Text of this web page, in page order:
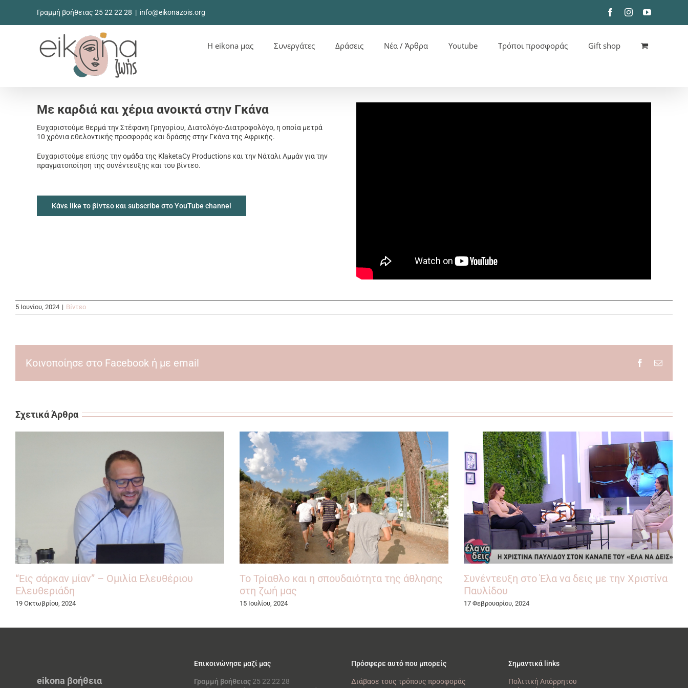
περιεχόμενο
Γραμμή βοήθειας 25 22 22 28 | info@eikonazois.org FacebookInstagramYouTube
Η eikona μας Συνεργάτες Δράσεις Νέα / Άρθρα Youtube Τρόποι προσφοράς Gift shop
Με καρδιά και χέρια ανοικτά στην Γκάνα
Ευχαριστούμε θερμά την Στέφανη Γρηγορίου, Διατολόγο-Διατροφολόγο, η οποία μετρά
10 χρόνια εθελοντικής προσφοράς και δράσης στην Γκάνα της Αφρικής.
Ευχαριστούμε επίσης την ομάδα της KlaketaCy Productions και την Νάταλι Αμμάν για την
πραγματοποίηση της συνέντευξης και του βίντεο.
Κάνε like το βίντεο και subscribe στο YouTube channel
5 Ιουνίου, 2024 | Βίντεο
Κοινοποίησε στο Facebook ή με email Facebook
Email
Σχετικά Άρθρα
“Εις σάρκαν μίαν” – Ομιλία Ελευθέριου
Ελευθεριάδη
19 Οκτωβρίου, 2024
Το Τρίαθλο και η σπουδαιότητα της άθλησης
στη ζωή μας
15 Ιουλίου, 2024
Συνέντευξη στο Έλα να δεις με την Χριστίνα
Παυλίδου
17 Φεβρουαρίου, 2024
eikona βο|
Επικοινώνησε μαζί μας
Γραμμή βοήθειας 25 22 22 28
Πρόσφερε αυτό που μπορείς
Διάβασε τους τρόπους προσφοράς
Σημαντικά links
Πολιτική Απόρρητου